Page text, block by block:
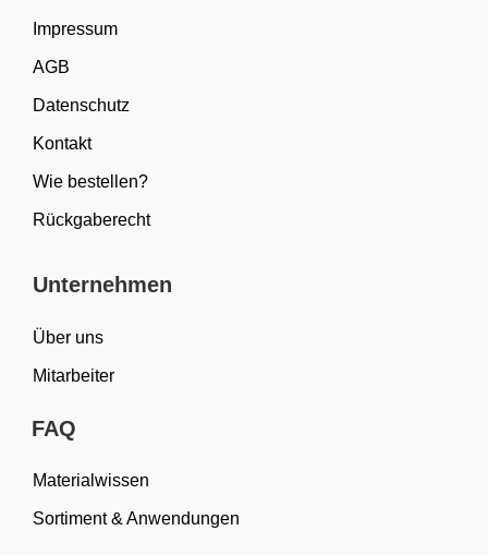
Impressum
AGB
Datenschutz
Kontakt
Wie bestellen?
Rückgaberecht
Unternehmen
Über uns
Mitarbeiter
FAQ
Materialwissen
Sortiment & Anwendungen